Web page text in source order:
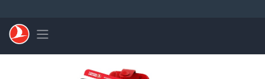
Toggle navigation